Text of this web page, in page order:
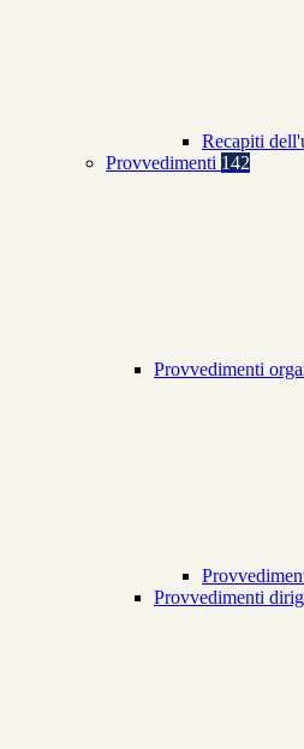
Recapiti
Provvedimenti 142
Provvedimenti
Provvedimenti